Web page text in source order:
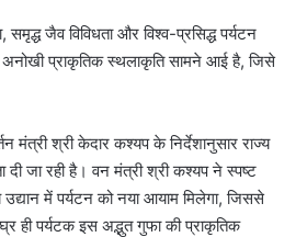
जैव विविधता और विश्व-प्रसिद्ध पर्यटन
प्राकृतिक स्थलाकृति सामने आई है, जिसे
मंत्री श्री केदार कश्यप के निर्देशानुसार राज्य
दी जा रही है। वन मंत्री श्री कश्यप ने स्पष्ट
उद्यान में पर्यटन को नया आयाम मिलेगा, जिससे
ही पर्यटक इस अद्भुत गुफा की प्राकृतिक